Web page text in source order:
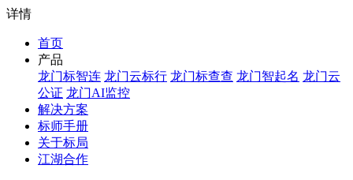
详情
首页
产品
龙门标智连 龙门云标行 龙门标查查 龙门智起名 龙门云
公证 龙门AI监控
解决方案
标师手册
关于标局
江湖合作